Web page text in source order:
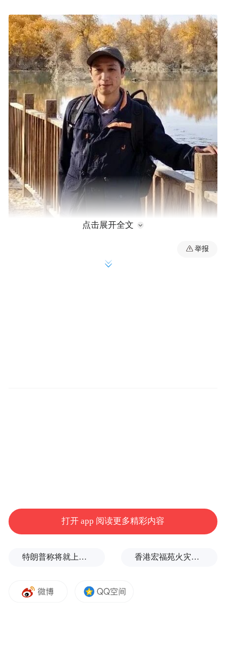
旅。面对库车二中庞大的学生体量与参差不
齐的物理基础，他迅速找准突破口，将“分层
抽象的物理定律化身为生活现象，枯燥的公
点击展开全文
举报
打开 app 阅读更多精彩内容
特朗普称将就上诉法院涉白宫宴会厅项目裁决提起上诉 香港宏福苑火灾跨部门调查最终报告：大火或由烟头引起